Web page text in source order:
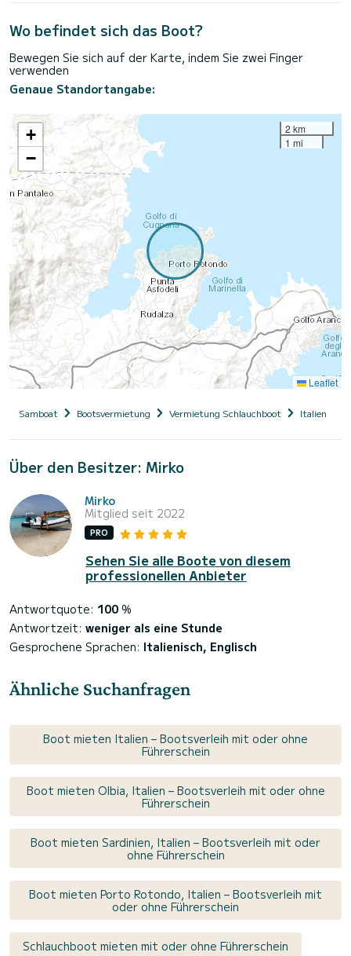
Wo befindet sich das Boot?
Bewegen Sie sich auf der Karte, indem Sie zwei Finger
verwenden
Genaue Standortangabe:
+
−
2 km
1 mi
Leaflet
Samboat Bootsvermietung Vermietung Schlauchboot Italien
Über den Besitzer: Mirko
Mirko
Mitglied seit 2022
PRO
Sehen Sie alle Boote von diesem
professionellen Anbieter
Antwortquote: 100 %
Antwortzeit: weniger als eine Stunde
Gesprochene Sprachen: Italienisch, Englisch
Ähnliche Suchanfragen
Boot mieten Italien – Bootsverleih mit oder ohne
Führerschein
Boot mieten Olbia, Italien – Bootsverleih mit oder ohne
Führerschein
Boot mieten Sardinien, Italien – Bootsverleih mit oder
ohne Führerschein
Boot mieten Porto Rotondo, Italien – Bootsverleih mit
oder ohne Führerschein
Schlauchboot mieten mit oder ohne Führerschein